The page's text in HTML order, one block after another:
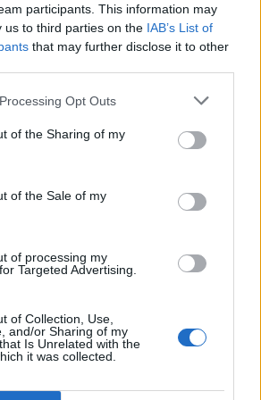
participants. This information may
us to third parties on the IAB’s List of
that may further disclose it to other
Opt Outs
of the Sharing of my
of the Sale of my
of processing my
Targeted Advertising.
of Collection, Use,
and/or Sharing of my
Is Unrelated with the
it was collected.
spory wpływ na
dla wszystkich ludzi
Jezusa Chrystusa. W tej
w kilku krótkich
które jest głównym
wiary.
protoewangelia przedstawia
przyjścia Jezusa Chrystusa
Symbolizuje wieczną walkę
złem i zapowiada zwycięstwo
interpretacji tego fragmentu
głębokim znaczeniu i wpływie